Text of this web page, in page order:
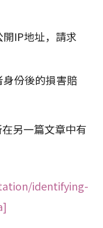
IP地址，請求
份後的損害賠
另一篇文章中有
identifying-